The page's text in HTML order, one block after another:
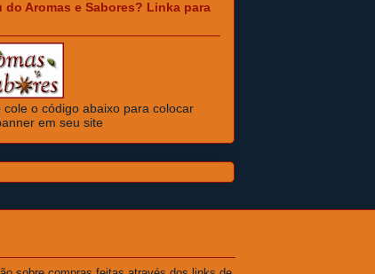
do Aromas e Sabores? Linka para
cole o código abaixo para colocar
em seu site